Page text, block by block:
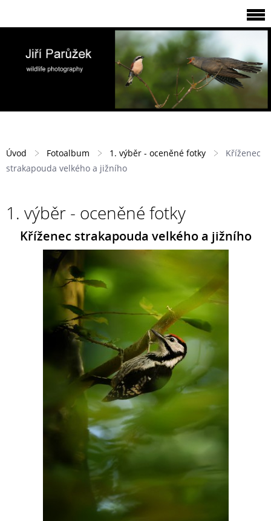
Úvod Fotoalbum 1. výběr - oceněné fotky
Kříženec
strakapouda velkého a jižního
1. výběr - oceněné fotky
Kříženec strakapouda velkého a jižního